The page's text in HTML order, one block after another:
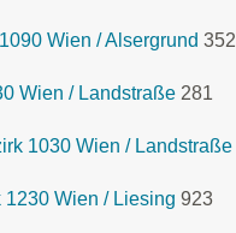
Wien / Alsergrund 352
Wien / Landstraße 281
1030 Wien / Landstraße
1230 Wien / Liesing 923